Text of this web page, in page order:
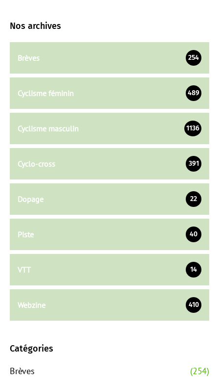
Nos archives
Brèves 254
Cyclisme féminin 489
Cyclisme masculin 1136
Cyclo-cross 391
Dopage 22
Piste 40
VTT 14
Webzine 410
Catégories
Brèves
(254)